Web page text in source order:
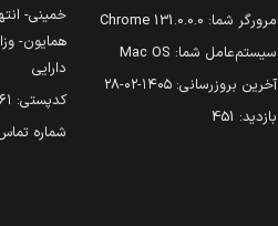
مرورگر شما: 131.0.0.0 Chrome
سیستم‌عامل شما: Mac OS
آخرین بروزرسانی: ۱۴۰۵-۰۲-۲۸
بازدید: 451
خمینی-
همایون-
دارایی
کدپستی: ۱۱۱۴۹۴۳۶۶۱
شماره تماس :